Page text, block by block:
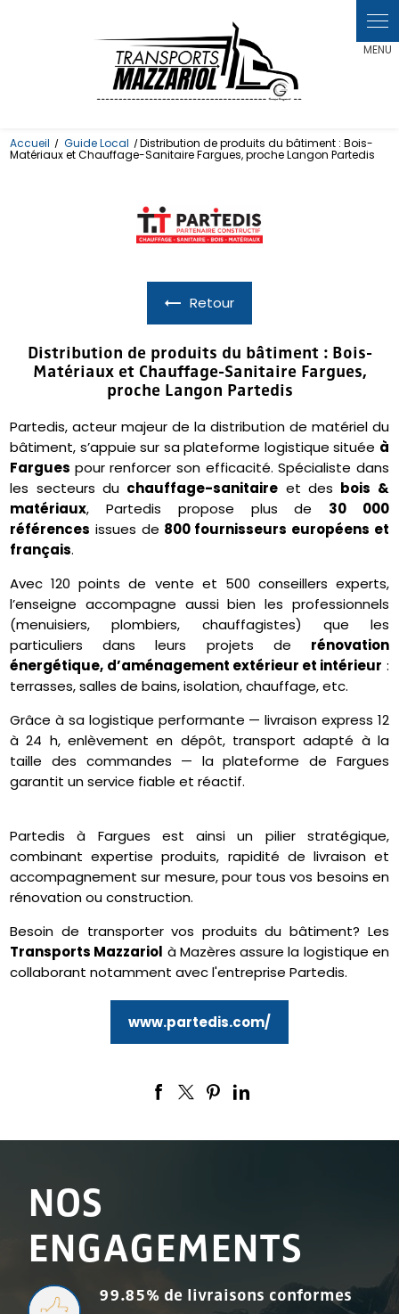
Accueil Guide Local Distribution de produits du bâtiment : Bois-
Matériaux et Chauffage-Sanitaire Fargues, proche Langon Partedis
Retour
Distribution de produits du bâtiment : Bois-
Matériaux et Chauffage-Sanitaire Fargues,
proche Langon Partedis
Partedis, acteur majeur de la distribution de matériel du
bâtiment, s’appuie sur sa plateforme logistique située à
Fargues pour renforcer son efficacité. Spécialiste dans
les secteurs du chauffage-sanitaire et des bois &
matériaux, Partedis propose plus de 30 000
références issues de 800 fournisseurs européens et
français.
Avec 120 points de vente et 500 conseillers experts,
l’enseigne accompagne aussi bien les professionnels
(menuisiers, plombiers, chauffagistes) que les
particuliers dans leurs projets de rénovation
énergétique, d’aménagement extérieur et intérieur :
terrasses, salles de bains, isolation, chauffage, etc.
Grâce à sa logistique performante — livraison express 12
à 24 h, enlèvement en dépôt, transport adapté à la
taille des commandes — la plateforme de Fargues
garantit un service fiable et réactif.
Partedis à Fargues est ainsi un pilier stratégique,
combinant expertise produits, rapidité de livraison et
accompagnement sur mesure, pour tous vos besoins en
rénovation ou construction.
Besoin de transporter vos produits du bâtiment? Les
Transports Mazzariol à Mazères assure la logistique en
collaborant notamment avec l'entreprise Partedis.
www.partedis.com/
NOS
ENGAGEMENTS
99.85% de livraisons conformes